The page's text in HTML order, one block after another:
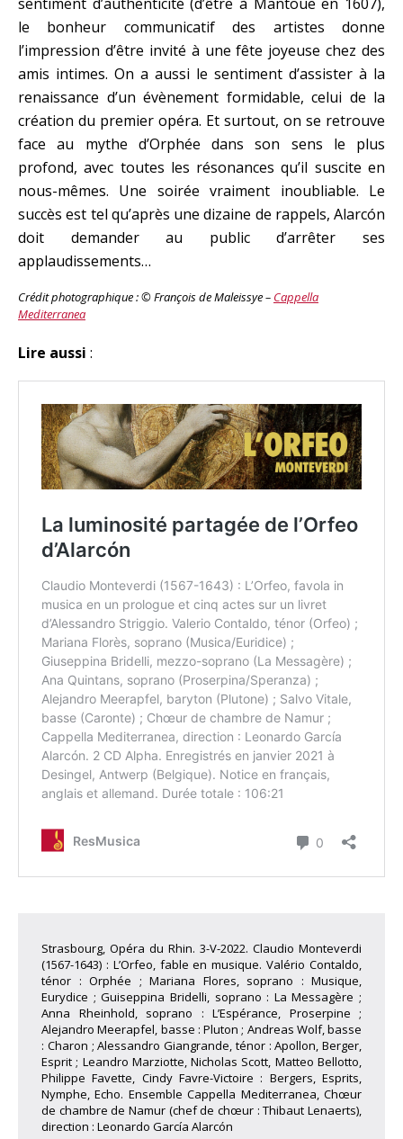
le bonheur communicatif des artistes donne
l’impression d’être invité à une fête joyeuse chez des
amis intimes. On a aussi le sentiment d’assister à la
renaissance d’un évènement formidable, celui de la
création du premier opéra. Et surtout, on se retrouve
face au mythe d’Orphée dans son sens le plus
profond, avec toutes les résonances qu’il suscite en
nous-mêmes. Une soirée vraiment inoubliable. Le
succès est tel qu’après une dizaine de rappels, Alarcón
doit demander au public d’arrêter ses
applaudissements…
Crédit photographique : © François de Maleissye – Cappella
Mediterranea
Lire aussi :
Strasbourg, Opéra du Rhin. 3-V-2022. Claudio Monteverdi
(1567-1643) : L’Orfeo, fable en musique. Valério Contaldo,
ténor : Orphée ; Mariana Flores, soprano : Musique,
Eurydice ; Guiseppina Bridelli, soprano : La Messagère ;
Anna Rheinhold, soprano : L’Espérance, Proserpine ;
Alejandro Meerapfel, basse : Pluton ; Andreas Wolf, basse
: Charon ; Alessandro Giangrande, ténor : Apollon, Berger,
Esprit ; Leandro Marziotte, Nicholas Scott, Matteo Bellotto,
Philippe Favette, Cindy Favre-Victoire : Bergers, Esprits,
Nymphe, Echo. Ensemble Cappella Mediterranea, Chœur
de chambre de Namur (chef de chœur : Thibaut Lenaerts),
direction : Leonardo García Alarcón